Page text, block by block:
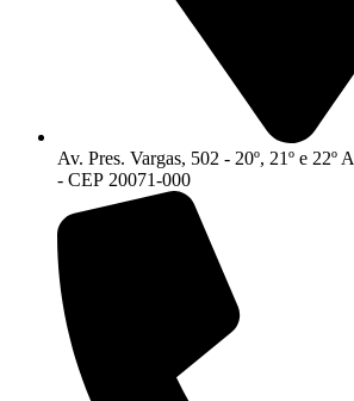
Av. Pres. Vargas, 502 - 20º, 21º e 22º
- CEP 20071-000